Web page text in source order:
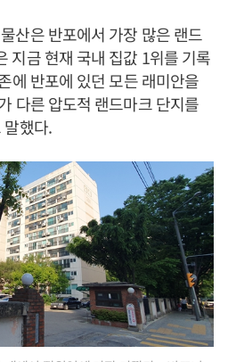
산은 반포에서 가장 많은 랜드
지금 현재 국내 집값 1위를 기록
에 반포에 있던 모든 래미안을
다른 압도적 랜드마크 단지를
말했다.